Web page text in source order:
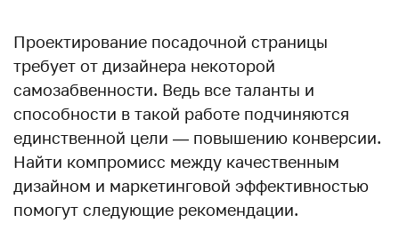
Проектирование посадочной страницы
требует от дизайнера некоторой
самозабвенности. Ведь все таланты и
способности в такой работе подчиняются
единственной цели — повышению конверсии.
Найти компромисс между качественным
дизайном и маркетинговой эффективностью
помогут следующие рекомендации.